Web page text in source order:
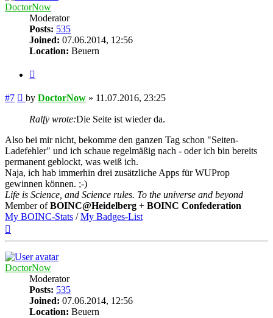
DoctorNow
Moderator
Posts: 535
Joined: 07.06.2014, 12:56
Location: Beuern
#7 Post
by DoctorNow » 11.07.2016, 23:25
Ralfy wrote:Die Seite ist wieder da.
Also bei mir nicht, bekomme den ganzen Tag schon "Seiten-
Ladefehler" und ich schaue regelmäßig nach - oder ich bin bereits
permanent geblockt, was weiß ich.
Naja, ich hab immerhin drei zusätzliche Apps für WUProp
gewinnen können. ;-)
Life is Science, and Science rules. To the universe and beyond
Member ofBOINC@Heidelberg + BOINC Confederation
My BOINC-Stats /My Badges-List
DoctorNow
Moderator
Posts: 535
Joined: 07.06.2014, 12:56
Location: Beuern